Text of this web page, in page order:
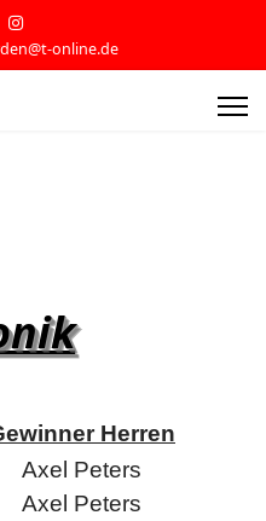
online.de
Herren
Axel Peters
Axel Peters